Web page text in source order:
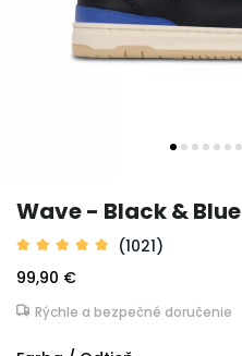
Wave - Black & Blue
(1021)
99,90 €
Rýchle a bezpečné doručenie